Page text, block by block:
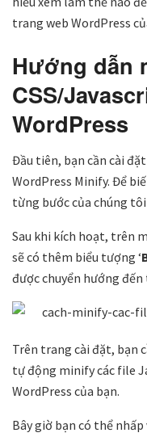
trang web WordPress
Hướng dẫn
CSS/
WordPress
Đầu tiên, bạn cần cài
WordPress Minify. Để
từng bước của chúng
Sau khi kích hoạt, trên
sẽ có thêm biểu tượng ‘
được chuyển hướng
Trên trang cài đặt, bạn
tự động minify các file
WordPress của bạn.
Bây giờ bạn có thể nhấp